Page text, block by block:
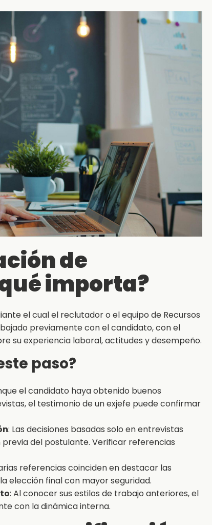
de
importa?
el cual el reclutador o el equipo de Recursos
previamente con el candidato, con el
su experiencia laboral, actitudes y desempeño.
paso?
el candidato haya obtenido buenos
el testimonio de un exjefe puede confirmar
: Las decisiones basadas solo en entrevistas
del postulante. Verificar referencias
referencias coinciden en destacar las
elección final con mayor seguridad.
: Al conocer sus estilos de trabajo anteriores, el
con la dinámica interna.